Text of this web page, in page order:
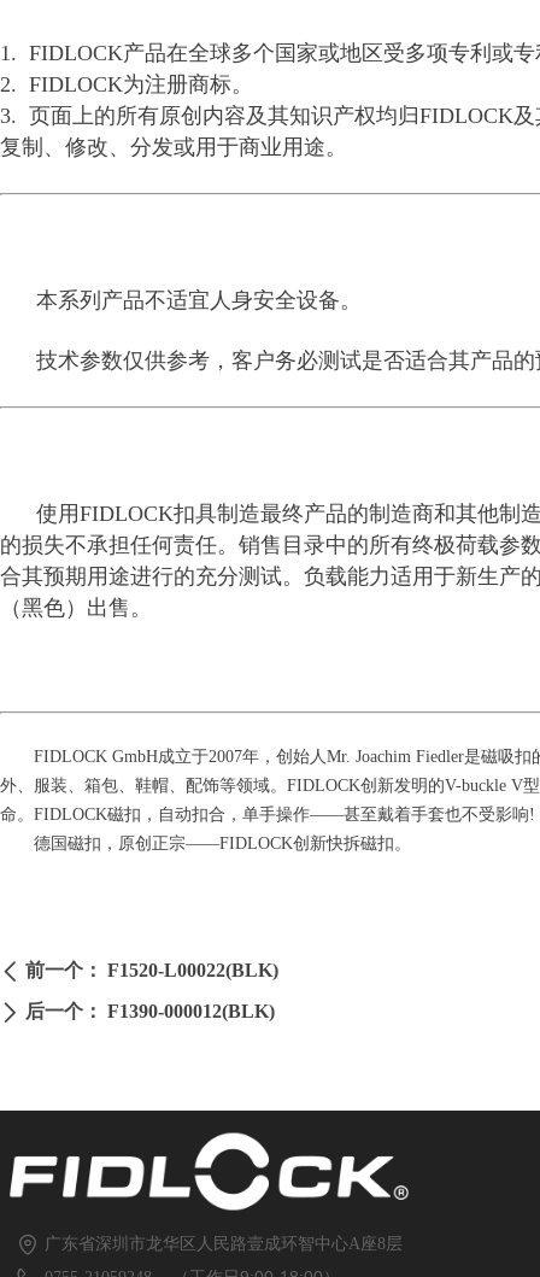
1. FIDLOCK产品在全球多个国家或地区受多项专利或
2. FIDLOCK为注册商标。
3. 页面上的所有原创内容及其知识产权均归FIDLOCK
复制、修改、分发或用于商业用途。
本系列产品不适宜人身安全设备。
技术参数仅供参考，客户务必测试是否适合其产品的
使用FIDLOCK扣具制造最终产品的制造商和其他制
的损失不承担任何责任。销售目录中的所有终极荷载参
合其预期用途进行的充分测试。负载能力适用于新生产
（黑色）出售。
FIDLOCK GmbH成立于2007年，创始人Mr. Joachim Fiedler是磁吸
外、服装、箱包、鞋帽、配饰等领域。FIDLOCK创新发明的V-buckle
命。FIDLOCK磁扣，自动扣合，单手操作——甚至戴着手套也不受影响!
德国磁扣，原创正宗——FIDLOCK创新快拆磁扣。
ꄴ 前一个： F1520-L00022(BLK)
ꄲ 后一个： F1390-000012(BLK)
广东省深圳市龙华区人民路壹成环智中心A座8层